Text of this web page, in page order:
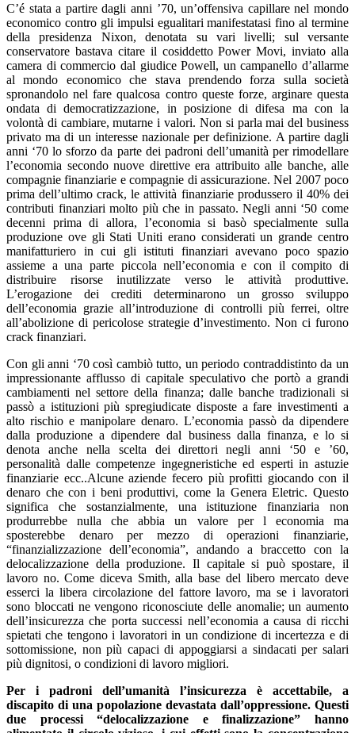
C’é stata a partire dagli anni ’70, un’offensiva capillare nel mondo
economico contro gli impulsi egualitari manifestatasi fino al termine
della presidenza Nixon, denotata su vari livelli; sul versante
conservatore bastava citare il cosiddetto Power Movi, inviato alla
camera di commercio dal giudice Powell, un campanello d’allarme
al mondo economico che stava prendendo forza sulla società
spronandolo nel fare qualcosa contro queste forze, arginare questa
ondata di democratizzazione, in posizione di difesa ma con la
volontà di cambiare, mutarne i valori. Non si parla mai del business
privato ma di un interesse nazionale per definizione. A partire dagli
anni ‘70 lo sforzo da parte dei padroni dell’umanità per rimodellare
l’economia secondo nuove direttive era attribuito alle banche, alle
compagnie finanziarie e compagnie di assicurazione. Nel 2007 poco
prima dell’ultimo crack, le attività finanziarie produssero il 40% dei
contributi finanziari molto più che in passato. Negli anni ‘50 come
decenni prima di allora, l’economia si basò specialmente sulla
produzione ove gli Stati Uniti erano considerati un grande centro
manifatturiero in cui gli istituti finanziari avevano poco spazio
assieme a una parte piccola nell’economia e con il compito di
distribuire risorse inutilizzate verso le attività produttive.
L’erogazione dei crediti determinarono un grosso sviluppo
dell’economia grazie all’introduzione di controlli più ferrei, oltre
all’abolizione di pericolose strategie d’investimento. Non ci furono
crack finanziari.
Con gli anni ‘70 così cambiò tutto, un periodo contraddistinto da un
impressionante afflusso di capitale speculativo che portò a grandi
cambiamenti nel settore della finanza; dalle banche tradizionali si
passò a istituzioni più spregiudicate disposte a fare investimenti a
alto rischio e manipolare denaro. L’economia passò da dipendere
dalla produzione a dipendere dal business dalla finanza, e lo si
denota anche nella scelta dei direttori negli anni ‘50 e ’60,
personalità dalle competenze ingegneristiche ed esperti in astuzie
finanziarie ecc..Alcune aziende fecero più profitti giocando con il
denaro che con i beni produttivi, come la Genera Eletric. Questo
significa che sostanzialmente, una istituzione finanziaria non
produrrebbe nulla che abbia un valore per l economia ma
sposterebbe denaro per mezzo di operazioni finanziarie,
“finanzializzazione dell’economia”, andando a braccetto con la
delocalizzazione della produzione. Il capitale si può spostare, il
lavoro no. Come diceva Smith, alla base del libero mercato deve
esserci la libera circolazione del fattore lavoro, ma se i lavoratori
sono bloccati ne vengono riconosciute delle anomalie; un aumento
dell’insicurezza che porta successi nell’economia a causa di ricchi
spietati che tengono i lavoratori in un condizione di incertezza e di
sottomissione, non più capaci di appoggiarsi a sindacati per salari
più dignitosi, o condizioni di lavoro migliori.
Per i padroni dell’umanità l’insicurezza è accettabile, a
discapito di una popolazione devastata dall’oppressione. Questi
due processi “delocalizzazione e finalizzazione” hanno